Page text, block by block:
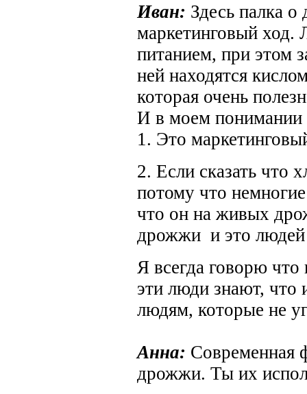
Иван: Здесь палка
маркетинговый ход.
питанием, при этом
ней находятся
которая очень
И в моем понимании
1. Это
2. Если сказать что
потому что
что он на живых
дрожжи и это людей
Я всегда говорю что
эти люди знают, что
людям, которые не
Анна: Современная
дрожжи. Ты их